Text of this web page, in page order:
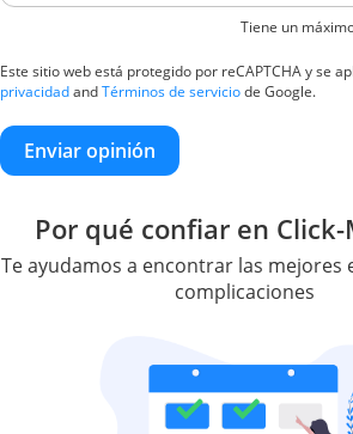
Tiene un
Este sitio web está protegido por reCAPTCHA y se
privacidadandTérminos de serviciode Google.
Enviar opinión
Por qué confiar en
Te ayudamos a encontrar las mejores
complicaciones